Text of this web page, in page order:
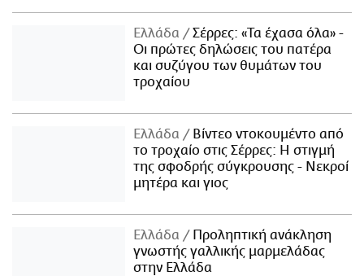
Ελλάδα
Σέρρες: «Τα έχασα όλα» -
Οι πρώτες δηλώσεις του πατέρα
και συζύγου των θυμάτων του
τροχαίου
Ελλάδα
Βίντεο ντοκουμέντο από
το τροχαίο στις Σέρρες: Η στιγμή
της σφοδρής σύγκρουσης - Νεκροί
μητέρα και γιος
Ελλάδα
Προληπτική ανάκληση
γνωστής γαλλικής μαρμελάδας
στην Ελλάδα